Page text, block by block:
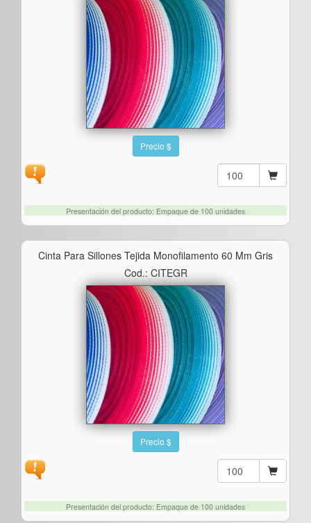
Precio $
Presentación del producto: Empaque de 100 unidades
Cinta Para Sillones Tejida Monofilamento 60 Mm Gris
Cod.: CITEGR
Precio $
Presentación del producto: Empaque de 100 unidades